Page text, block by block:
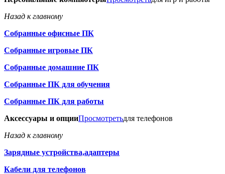
Назад к главному
Собранные офисные ПК
Собранные игровые ПК
Собранные домашние ПК
Собранные ПК для обучения
Собранные ПК для работы
Аксессуары и опцииПросмотретьдля телефонов
Назад к главному
Зарядные устройства,адаптеры
Кабели для телефонов